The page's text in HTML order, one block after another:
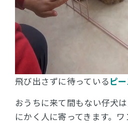
飛び出さずに待っているピ
おうちに来て間もない仔犬
にかく人に寄ってきます。